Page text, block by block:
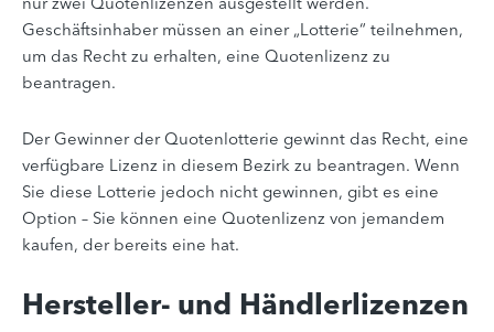
Geschäftsinhaber müssen an einer „Lotterie“ teilnehmen,
um das Recht zu erhalten, eine Quotenlizenz zu
beantragen.
Der Gewinner der Quotenlotterie gewinnt das Recht, eine
verfügbare Lizenz in diesem Bezirk zu beantragen. Wenn
Sie diese Lotterie jedoch nicht gewinnen, gibt es eine
Option – Sie können eine Quotenlizenz von jemandem
kaufen, der bereits eine hat.
Hersteller- und Händlerlizenzen